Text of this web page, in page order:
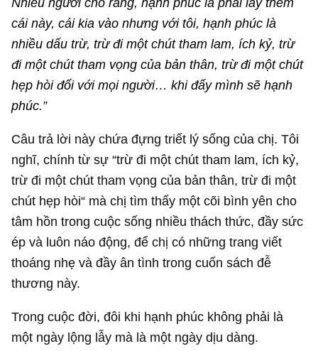
cái này, cái kia vào nhưng với tôi, hạnh phúc là
nhiều dấu trừ, trừ đi một chút tham lam, ích kỷ, trừ
đi một chút tham vọng của bản thân, trừ đi một chút
hẹp hòi đối với mọi người… khi đấy mình sẽ hạnh
phúc.”
Câu trả lời này chứa đựng triết lý sống của chị. Tôi
nghĩ, chính từ sự “trừ đi một chút tham lam, ích kỷ,
trừ đi một chút tham vọng của bản thân, trừ đi một
chút hẹp hòi“ mà chị tìm thấy một cõi bình yên cho
tâm hồn trong cuộc sống nhiều thách thức, đầy sức
ép và luôn náo động, để chị có những trang viết
thoáng nhẹ và đầy ân tình trong cuốn sách đễ
thương này.
Trong cuộc đời, đôi khi hạnh phúc không phải là
một ngày lộng lẫy mà là một ngày dịu dàng.